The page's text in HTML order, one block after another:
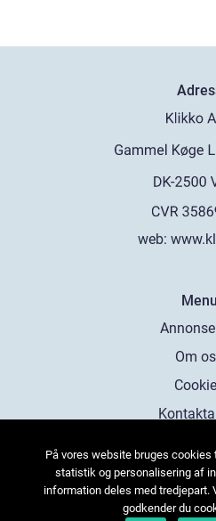
web:
Menu
Om
På vores website bruges
statistik og personalisering af
information deles med tredjepart.
godkender du